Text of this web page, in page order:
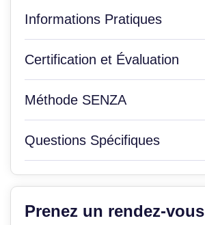
Informations Pratiques
Certification et Évaluation
Méthode SENZA
Questions Spécifiques
Prenez un rendez-vous